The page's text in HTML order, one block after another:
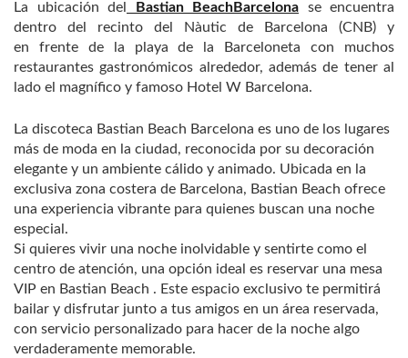
La ubicación del Bastian BeachBarcelona se encuentra
dentro del recinto del Nàutic de Barcelona (CNB) y
en frente de la playa de la Barceloneta con muchos
restaurantes gastronómicos alrededor, además de tener al
lado el magnífico y famoso Hotel W Barcelona.
La discoteca Bastian Beach Barcelona es uno de los lugares
más de moda en la ciudad, reconocida por su decoración
elegante y un ambiente cálido y animado. Ubicada en la
exclusiva zona costera de Barcelona, Bastian Beach ofrece
una experiencia vibrante para quienes buscan una noche
especial.
Si quieres vivir una noche inolvidable y sentirte como el
centro de atención, una opción ideal es reservar una mesa
VIP en Bastian Beach . Este espacio exclusivo te permitirá
bailar y disfrutar junto a tus amigos en un área reservada,
con servicio personalizado para hacer de la noche algo
verdaderamente memorable.